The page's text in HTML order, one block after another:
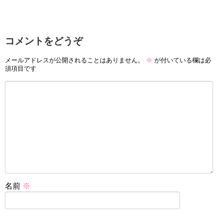
コメントをどうぞ
メールアドレスが公開されることはありません。 ※ が付いている欄は必
須項目です
名前 ※